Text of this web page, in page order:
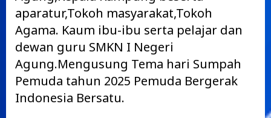
aparatur,Tokoh masyarakat,Tokoh
Agama. Kaum ibu-ibu serta pelajar dan
dewan guru SMKN I Negeri
Agung.Mengusung Tema hari Sumpah
Pemuda tahun 2025 Pemuda Bergerak
Indonesia Bersatu.